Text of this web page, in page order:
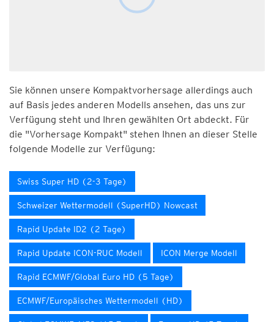
Sie können unsere Kompaktvorhersage allerdings auch
auf Basis jedes anderen Modells ansehen, das uns zur
Verfügung steht und Ihren gewählten Ort abdeckt. Für
die "Vorhersage Kompakt" stehen Ihnen an dieser Stelle
folgende Modelle zur Verfügung:
Swiss Super HD (2-3 Tage)
Schweizer Wettermodell (SuperHD) Nowcast
Rapid Update ID2 (2 Tage)
Rapid Update ICON-RUC Modell ICON Merge Modell
Rapid ECMWF/Global Euro HD (5 Tage)
ECMWF/Europäisches Wettermodell (HD)